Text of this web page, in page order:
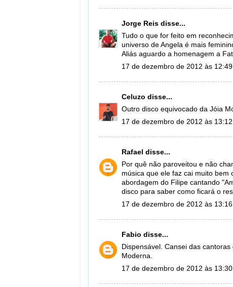
Jorge Reis disse...
Tudo o que for feito em
universo de Angela é mais
Aliás aguardo a homenagem a
17 de dezembro de 2012 às 12:49
Celuzo disse...
Outro disco equivocado da Jóia
17 de dezembro de 2012 às 13:12
Rafael disse...
Por quê não paroveitou e não
música que ele faz cai muito
abordagem do Filipe cantando
disco para saber como ficará o
17 de dezembro de 2012 às 13:16
Fabio disse...
Dispensável. Cansei das
Moderna.
17 de dezembro de 2012 às 13:30